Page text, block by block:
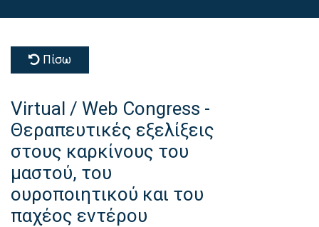
Πίσω
Virtual / Web Congress -
Θεραπευτικές εξελίξεις
στους καρκίνους του
μαστού, του
ουροποιητικού και του
παχέος εντέρου